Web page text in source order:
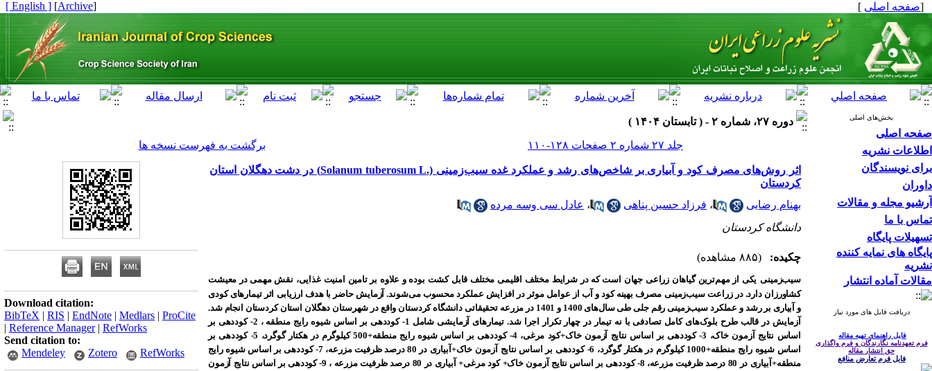
[صفحه اصلی ]
[
Archive
]
[ English ]
بخش‌های اصلی
صفحه اصلی
اطلاعات نشریه
برای نویسندگان
داوران
آرشیو مجله و مقالات
تماس با ما
تسهیلات پایگاه
پایگاه های نمایه کننده
نشریه
مقالات آماده انتشار
دریافت فایل های مورد نیاز
فایل راهنمای تهیه مقاله
فرم تعهدنامه نگارندگان و فرم واگذاری
حق انتشار مقاله
فایل فرم تعارض منافع
دوره ۲۷، شماره ۲ - ( تابستان ۱۴۰۴ )
جلد ۲۷ شماره ۲ صفحات ۱۲۸-۱۱۰
برگشت به فهرست نسخه ها
اثر روش‌های مصرف کود و آبیاری بر شاخص‌های رشد و عملکرد غده سیب‌زمینی (.Solanum tuberosum L) در دشت دهگلان استان
کردستان
بهنام رضایی
، فرزاد حسین پناهی ، عادل سی وسه مرده
دانشگاه کردستان
چکیده: (۸۸۵ مشاهده)
سیب‌زمینی یکی از مهم‌ترین گیاهان زراعی جهان است که در شرایط مختلف اقلیمی مختلف قابل کشت بوده و علاوه بر تامین امنیت غذایی، نقش مهمی در معیشت
کشاورزان دارد. در زراعت سیب‌زمینی مصرف بهینه کود و آب از عوامل موثر در افزایش عملکرد محسوب می‌شوند. آزمایش حاضر با هدف ارزیابی اثر تیمارهای کودی
و آبیاری بر رشد و عملکرد سیب‌زمینی رقم جلی طی سال‌های 1400 و 1401 در مزرعه تحقیقاتی دانشگاه کردستان واقع در شهرستان دهگلان استان کردستان انجام شد.
آزمایش در قالب طرح بلوک‌های کامل تصادفی با نه تیمار در چهار تکرار اجرا شد. تیمارهای آزمایشی شامل 1- کوددهی بر اساس شیوه رایج منطقه ، 2- کوددهی بر
اساس نتایج آزمون خاک، 3- کوددهی بر اساس نتایج آزمون خاک+کود مرغی، 4- کوددهی بر اساس شیوه رایج منطقه+500 کیلوگرم در هکتار گوگرد، 5- کوددهی بر
اساس شیوه رایج منطقه+1000 کیلوگرم در هکتار گوگرد، 6- کوددهی بر اساس نتایج آزمون خاک+آبیاری در 80 درصد ظرفیت مزرعه، 7- کوددهی بر اساس شیوه رایج
منطقه+آبیاری در 80 درصد ظرفیت مزرعه، 8- کوددهی بر اساس نتایج آزمون خاک+ کود مرغی+ آبیاری در 80 درصد ظرفیت مزرعه ، 9- کوددهی بر اساس نتایج آزمون
Download citation:
BibTeX | RIS | EndNote | Medlars | ProCite
| Reference Manager| RefWorks
Send citation to:
Mendeley
Zotero RefWorks